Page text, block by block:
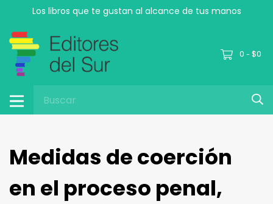
Los libros que te gustan al alcance de tus manos
0 - $0
Medidas de coerción
en el proceso penal,